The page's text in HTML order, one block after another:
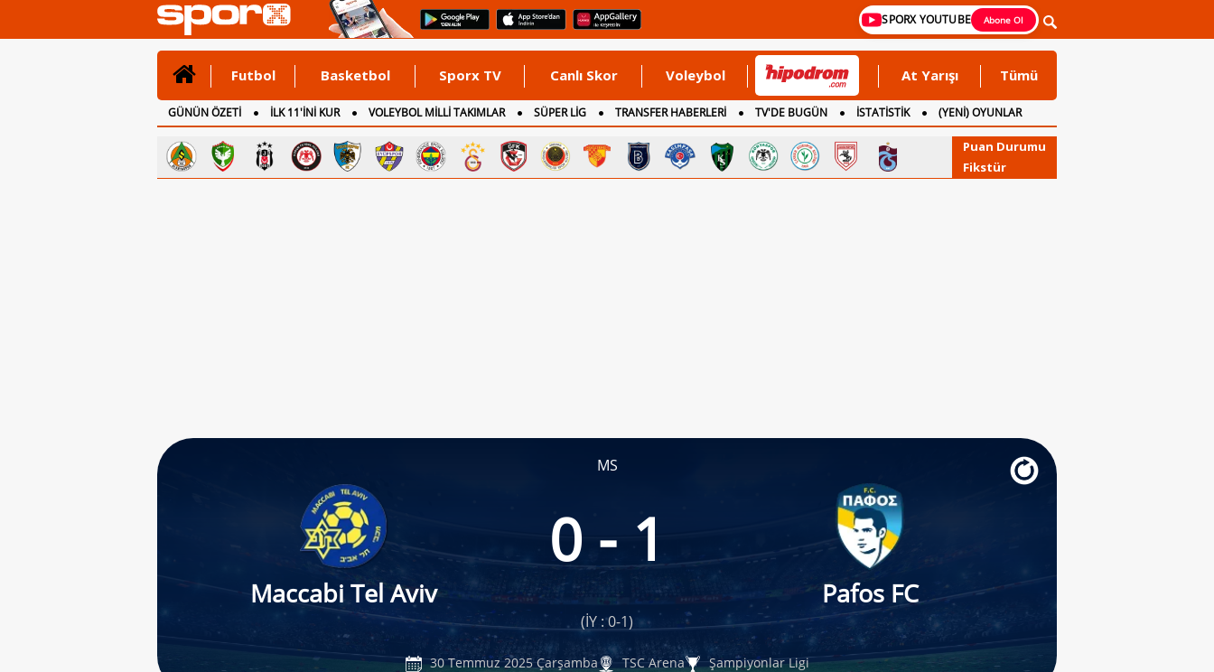
SPORX YOUTUBE Abone Ol
Futbol Basketbol Sporx TV Canlı Skor Voleybol At Yarışı Tümü
GÜNÜN ÖZETİ İLK 11'İNİ KUR VOLEYBOL MİLLİ TAKIMLAR SÜPER LİG TRANSFER HABERLERİ TV'DE BUGÜN İSTATİSTİK
(YENİ) OYUNLAR
CANLI ANLATIM
İNGİLTERE
Puan Durumu
Fikstür
MS
Maccabi Tel Aviv
0 - 1
Pafos FC
(İY : 0-1)
30 Temmuz 2025 Çarşamba TSC Arena Şampiyonlar Ligi